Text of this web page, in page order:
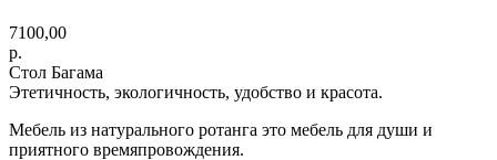
7100,00
р.
Стол Багама
Этетичность, экологичность, удобство и красота.
Мебель из натурального ротанга это мебель для души и
приятного времяпровождения.